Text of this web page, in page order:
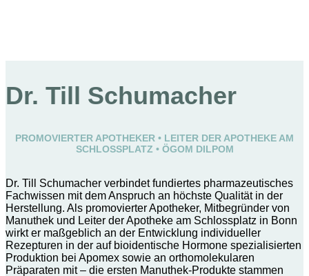
Dr. Till Schumacher
PROMOVIERTER APOTHEKER • LEITER DER APOTHEKE AM
SCHLOSSPLATZ • ÖGOM DILPOM
Dr. Till Schumacher verbindet fundiertes pharmazeutisches
Fachwissen mit dem Anspruch an höchste Qualität in der
Herstellung. Als promovierter Apotheker, Mitbegründer von
Manuthek und Leiter der Apotheke am Schlossplatz in Bonn
wirkt er maßgeblich an der Entwicklung individueller
Rezepturen in der auf bioidentische Hormone spezialisierten
Produktion bei Apomex sowie an orthomolekularen
Präparaten mit – die ersten Manuthek-Produkte stammen